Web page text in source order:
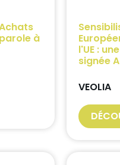
à
l'UE :
signée
VEOLIA